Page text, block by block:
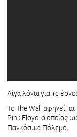
Λίγα λόγια για το έργο:
Το The Wall
Pink Floyd, ο οποίος
Παγκόσμιο Πόλεμο.